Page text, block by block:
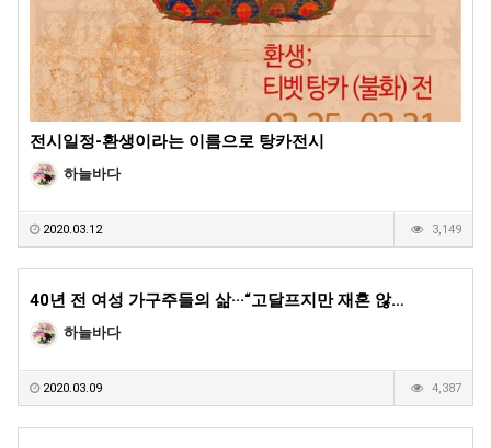
전시일정-환생이라는 이름으로 탕카전시
하늘바다
2020.03.12 3,149
40년 전 여성 가구주들의 삶···“고달프지만 재혼 않…
하늘바다
2020.03.09 4,387